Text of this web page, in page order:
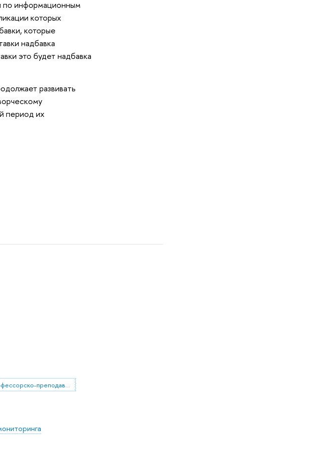
по информационным
которых
которые
надбавка
это будет надбавка
развивать
период их